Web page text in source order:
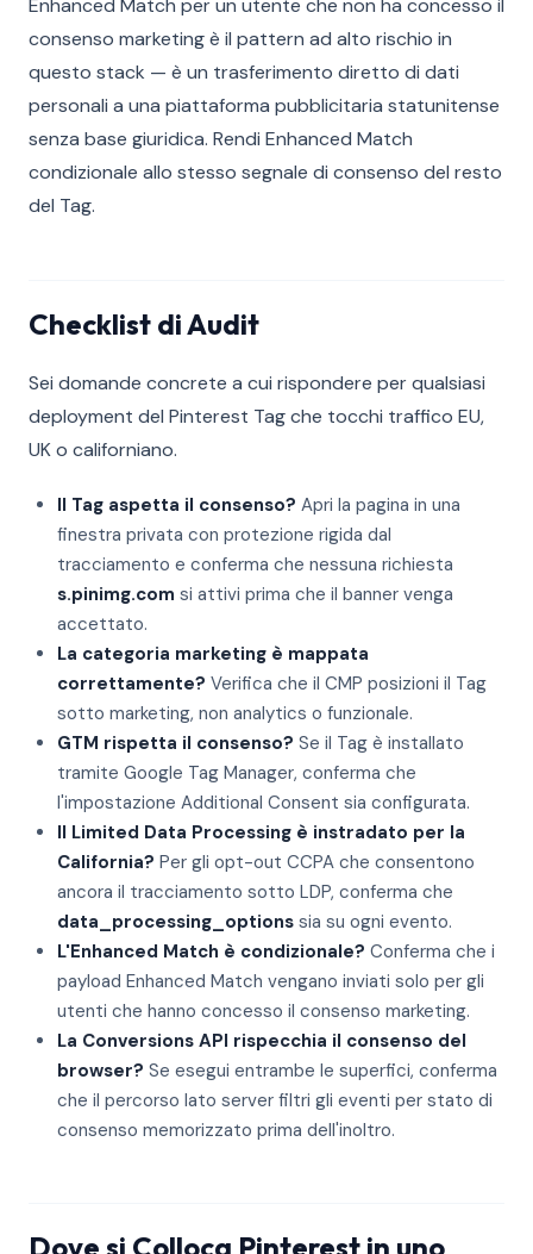
Enhanced Match per un utente che non ha concesso il
consenso marketing è il pattern ad alto rischio in
questo stack — è un trasferimento diretto di dati
personali a una piattaforma pubblicitaria statunitense
senza base giuridica. Rendi Enhanced Match
condizionale allo stesso segnale di consenso del resto
del Tag.
Checklist di Audit
Sei domande concrete a cui rispondere per qualsiasi
deployment del Pinterest Tag che tocchi traffico EU,
UK o californiano.
Il Tag aspetta il consenso? Apri la pagina in una
finestra privata con protezione rigida dal
tracciamento e conferma che nessuna richiesta
s.pinimg.com si attivi prima che il banner venga
accettato.
La categoria marketing è mappata
correttamente? Verifica che il CMP posizioni il Tag
sotto marketing, non analytics o funzionale.
GTM rispetta il consenso? Se il Tag è installato
tramite Google Tag Manager, conferma che
l'impostazione Additional Consent sia configurata.
Il Limited Data Processing è instradato per la
California? Per gli opt-out CCPA che consentono
ancora il tracciamento sotto LDP, conferma che
data_processing_options sia su ogni evento.
L'Enhanced Match è condizionale? Conferma che i
payload Enhanced Match vengano inviati solo per gli
utenti che hanno concesso il consenso marketing.
La Conversions API rispecchia il consenso del
browser? Se esegui entrambe le superfici, conferma
che il percorso lato server filtri gli eventi per stato di
consenso memorizzato prima dell'inoltro.
Dove si Colloca Pinterest in uno